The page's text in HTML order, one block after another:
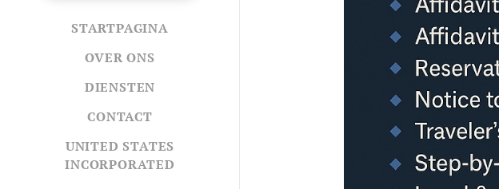
STARTPAGINA
OVER ONS
DIENSTEN
CONTACT
UNITED STATES
INCORPORATED